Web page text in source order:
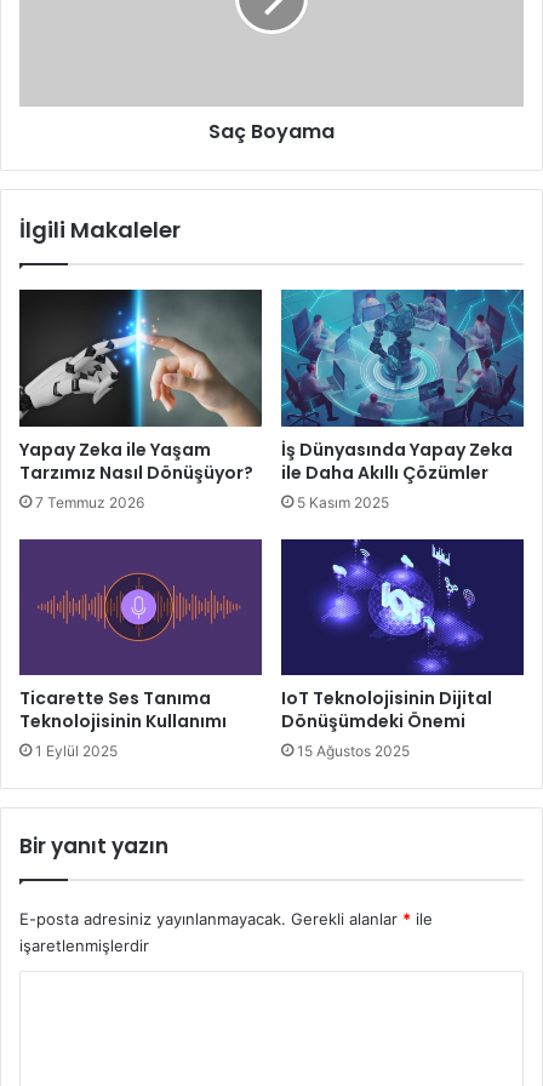
Saç Boyama
İlgili Makaleler
Yapay Zeka ile Yaşam
Tarzımız Nasıl Dönüşüyor?
7 Temmuz 2026
İş Dünyasında Yapay Zeka
ile Daha Akıllı Çözümler
5 Kasım 2025
Ticarette Ses Tanıma
Teknolojisinin Kullanımı
1 Eylül 2025
IoT Teknolojisinin Dijital
Dönüşümdeki Önemi
15 Ağustos 2025
Bir yanıt yazın
E-posta adresiniz yayınlanmayacak. Gerekli alanlar * ile
işaretlenmişlerdir